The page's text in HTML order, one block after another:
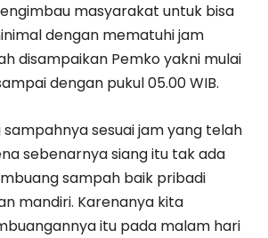
masyarakat untuk bisa
dengan mematuhi jam
disampaikan Pemko yakni mulai
dengan pukul 05.00 WIB.
sampahnya sesuai jam yang telah
sebenarnya siang itu tak ada
sampah baik pribadi
mandiri. Karenanya kita
itu pada malam hari